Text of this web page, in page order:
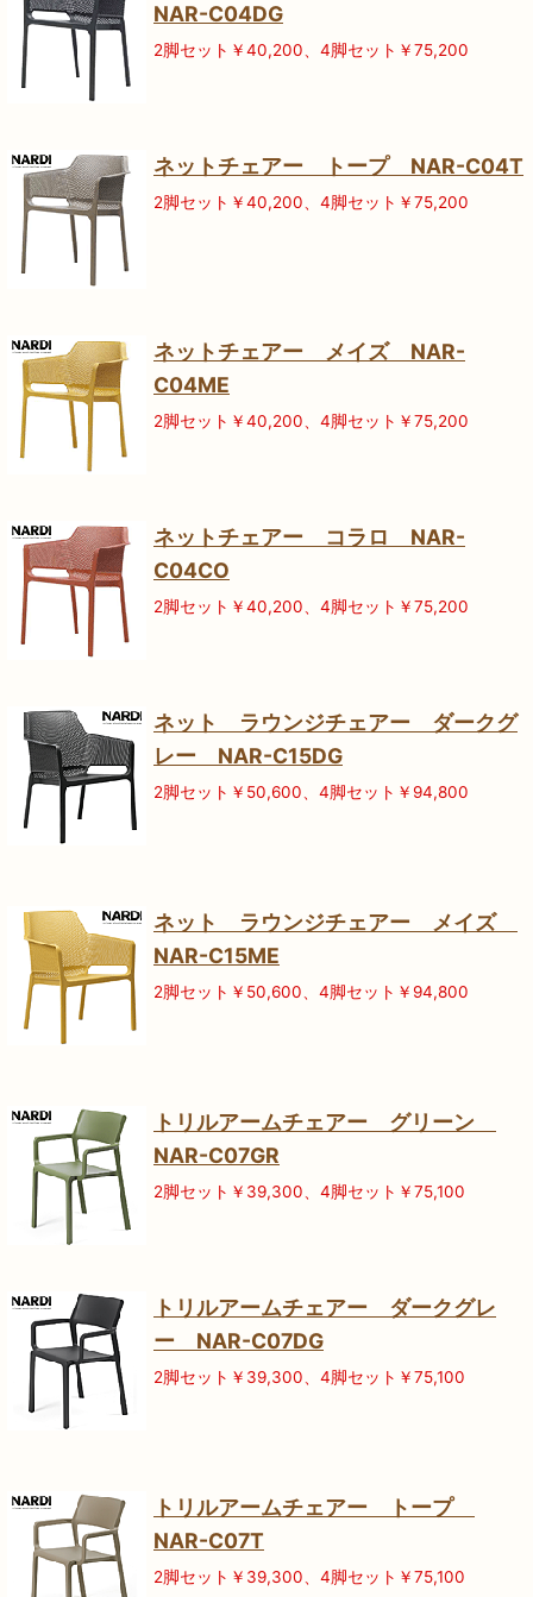
NAR-C04DG
2脚セット￥40,200、4脚セット￥75,200
ネットチェアー トープ NAR-C04T
2脚セット￥40,200、4脚セット￥75,200
ネットチェアー メイズ NAR-
C04ME
2脚セット￥40,200、4脚セット￥75,200
ネットチェアー コラロ NAR-
C04CO
2脚セット￥40,200、4脚セット￥75,200
ネット ラウンジチェアー ダークグ
レー NAR-C15DG
2脚セット￥50,600、4脚セット￥94,800
ネット ラウンジチェアー メイズ
NAR-C15ME
2脚セット￥50,600、4脚セット￥94,800
トリルアームチェアー グリーン
NAR-C07GR
2脚セット￥39,300、4脚セット￥75,100
トリルアームチェアー ダークグレ
ー NAR-C07DG
2脚セット￥39,300、4脚セット￥75,100
トリルアームチェアー トープ
NAR-C07T
2脚セット￥39,300、4脚セット￥75,100